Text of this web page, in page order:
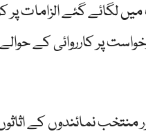
لگائے گئے الزامات پر
پر کارروائی کے
نمائندوں کے